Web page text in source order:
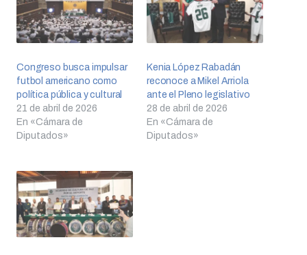
Congreso busca impulsar
futbol americano como
política pública y cultural
21 de abril de 2026
En «Cámara de
Diputados»
Kenia López Rabadán
reconoce a Mikel Arriola
ante el Pleno legislativo
28 de abril de 2026
En «Cámara de
Diputados»